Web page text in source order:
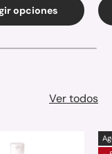
opciones
Ver todos